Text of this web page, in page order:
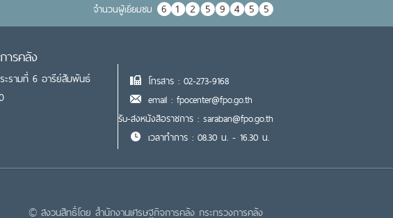
จำนวนผู้เยื่ยมชม
ารคลัง
ะรามที่ 6 อารีย์สัมพันธ์
โทรสาร : 02-273-9168
email : fpocenter@fpo.go.th
รับ-ส่งหนังสือราชการ : saraban@fpo.go.th
เวลาทำการ : 08.30 น. - 16.30 น.
© สงวนสิทธิ์โดย สำนักงานเศรษฐกิจการคลัง กระทรวงการคลัง